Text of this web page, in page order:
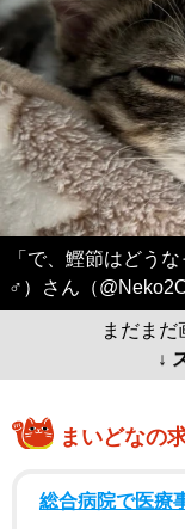
「で、鰹節はどう
♂）さん（
まだまだ
↓
まいどなの
総合病院で医療